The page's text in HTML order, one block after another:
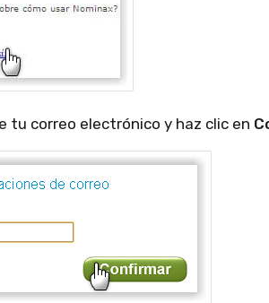
tu correo electrónico y haz clic en